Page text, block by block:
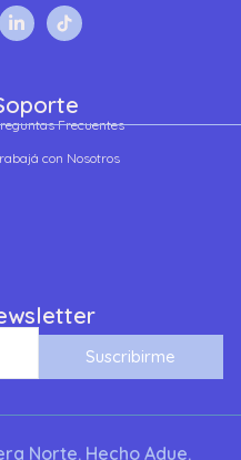
Frecuentes
con Nosotros
Suscribirme
Norte. Hecho Adue.